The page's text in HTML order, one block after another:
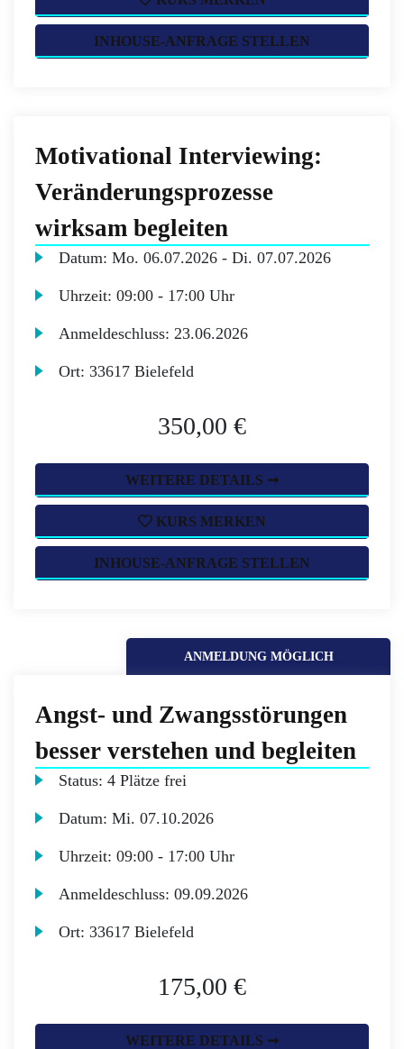
INHOUSE-ANFRAGE STELLEN
Motivational Interviewing:
Veränderungsprozesse
wirksam begleiten
Datum:Mo. 06.07.2026 -Di. 07.07.2026
Uhrzeit:09:00 - 17:00 Uhr
Anmeldeschluss:23.06.2026
Ort:33617 Bielefeld
350,00 €
WEITERE DETAILS ➞
KURS MERKEN
INHOUSE-ANFRAGE STELLEN
ANMELDUNG MÖGLICH
Angst- und Zwangsstörungen
besser verstehen und begleiten
Status:4 Plätze frei
Datum:Mi. 07.10.2026
Uhrzeit:09:00 - 17:00 Uhr
Anmeldeschluss:09.09.2026
Ort:33617 Bielefeld
175,00 €
WEITERE DETAILS ➞